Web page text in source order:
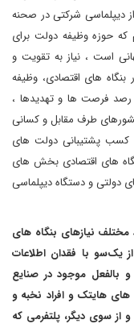
دیپلماسی شرکتی در صحنه
که حوزه وظیفه دولت برای
است ، نیاز به تقویت و
های اقتصادی، وظیفه
رصد فرصت ها و تهدیدها ،
طرف مقابل و کسانی
کسب پشتیبانی دولت های
های اقتصادی بخش های
و دستگاه دیپلماسی
مختلف نیازهای بنگاه های
با فقدان اطلاعات
بالفعل موجود در صنایع
هایتک و افراد نخبه و
از سوی دیگر، پلتفرمی که